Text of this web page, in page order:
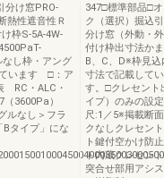
け窓PRO-
熱性遮音性Ｒ
枠S-5A-4W-
し枠・アング
ています □：ア
RC・ALC・
3600Pa）
ルなし＞フラ
タイプ」にな
347□標準部品□
ク（選択）掘込
分け窓（外動・
付け枠出寸法か
B、C、D※枠見
寸法で記載して
す。□クレセント
イプ）のみの設
尺:1／5※掲載断
クなしクレセン
ト鍵付空かけ防
ト内蔵クレセン
突合せ部用アシ